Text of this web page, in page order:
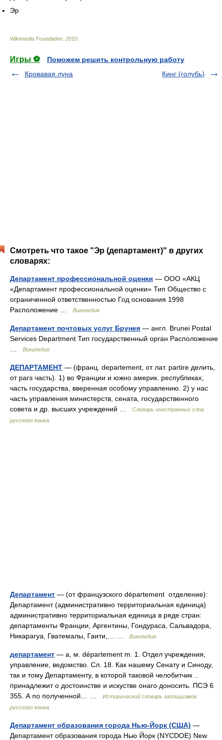
Эр
Wikimedia Foundation 2010
Игры ⚽
Поможем решить контрольную работу
Кровавая луна
Кинг (голубь)
Смотреть что такое "Эр (департамент)" в других
словарях:
Департамент профессиональной оценки — ООО «АКЦ
«Департамент профессиональной оценки» Тип Общество с
ограниченной ответственностью Год основания 1998
Расположение …
Википедия
Департамент почтовых услуг Брунея — англ. Brunei Postal
Services Department Тип государственный орган Расположение
Википедия
ДЕПАРТАМЕНТ — (франц. departement, от лат. partire делить,
от pars часть). 1) во Франции и южно америк. республиках,
часть государства, вверенная особому управлению. 2) у нас
часть управления министерств, сената, государственного
совета и др. высших учреждений …
Словарь иностранных слов
русского языка
Департамент — (от французского département отделение):
Департамент (административно территориальная единица)
административно территориальная единица в ряде стран:
департаменты Франции, Аргентины, Гондураса, Сальвадора,
Никарагуа, Гватемалы, Гаити,… …
Википедия
департамент — а, м. département m. 1. Отдел учреждения,
управление, ведомство. Сл. 18. Как нашему Сенату и Синоду,
так и тому Департаменту, в которой таковой челобитчик ..
принадлежит о достоинстве и искустве онаго доносить. ПСЭ 6
355. А по полученной… …
Исторический словарь галлицизмов
русского языка
Департамент образования города Нью-Йорк (США) —
Департамент образования города Нью Йорк (NYCDOE) New